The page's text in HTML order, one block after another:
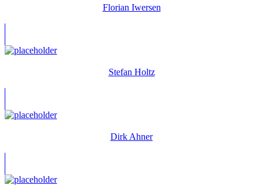
Florian Iwersen
Stefan Holtz
Dirk Ahner